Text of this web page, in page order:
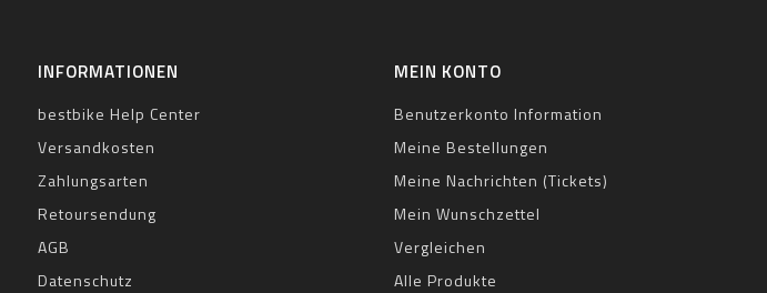
INFORMATIONEN
bestbike Help Center
Versandkosten
Zahlungsarten
Retoursendung
AGB
Datenschutz
MEIN KONTO
Benutzerkonto Information
Meine Bestellungen
Meine Nachrichten (Tickets)
Mein Wunschzettel
Vergleichen
Alle Produkte